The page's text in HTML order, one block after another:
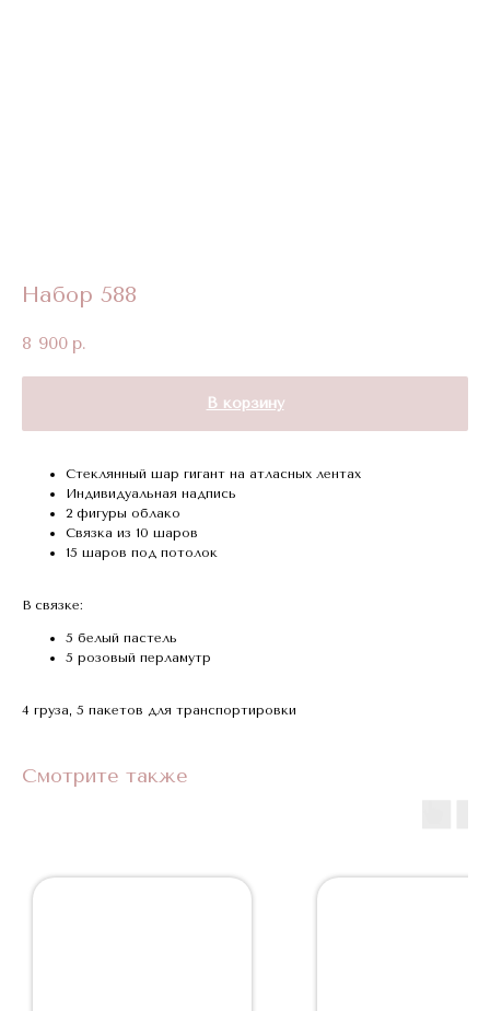
Набор 588
8 900 р.
В корзину
Стеклянный шар гигант на атласных лентах
Индивидуальная надпись
2 фигуры облако
Связка из 10 шаров
15 шаров под потолок
В связке:
5 белый пастель
5 розовый перламутр
4 груза, 5 пакетов для транспортировки
Смотрите также